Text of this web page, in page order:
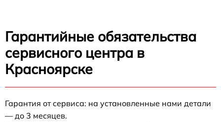
Гарантийные обязательства
сервисного центра в
Красноярске
Гарантия от сервиса: на установленные нами детали
— до 3 месяцев.